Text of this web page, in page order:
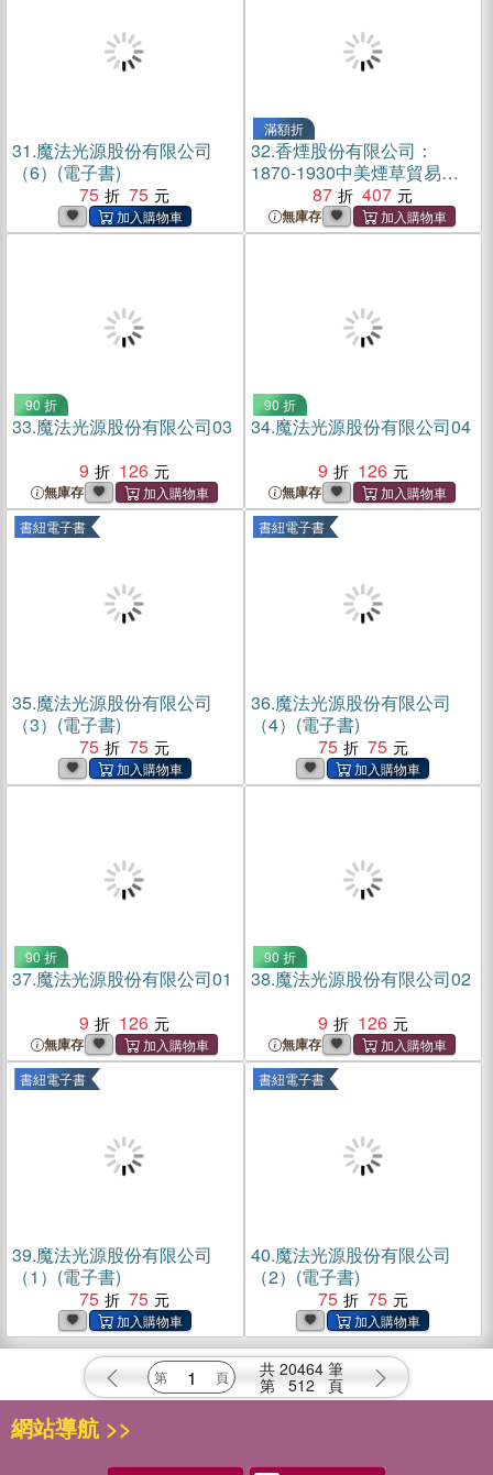
31.魔法光源股份有限公司
（6）(電子書)
75
75
滿額折
32.香煙股份有限公司：
1870-1930中美煙草貿易研
究（簡體書）
87 407
無庫存
90 折
33.魔法光源股份有限公司03
9
126
無庫存
90 折
34.魔法光源股份有限公司04
9
126
無庫存
書紐電子書
35.魔法光源股份有限公司
（3）(電子書)
75
75
書紐電子書
36.魔法光源股份有限公司
（4）(電子書)
75
75
90 折
37.魔法光源股份有限公司01
9
126
無庫存
90 折
38.魔法光源股份有限公司02
9
126
無庫存
書紐電子書
39.魔法光源股份有限公司
（1）(電子書)
75
75
書紐電子書
40.魔法光源股份有限公司
（2）(電子書)
75
75
共 20464 筆
第 512 頁
網站導航 >>